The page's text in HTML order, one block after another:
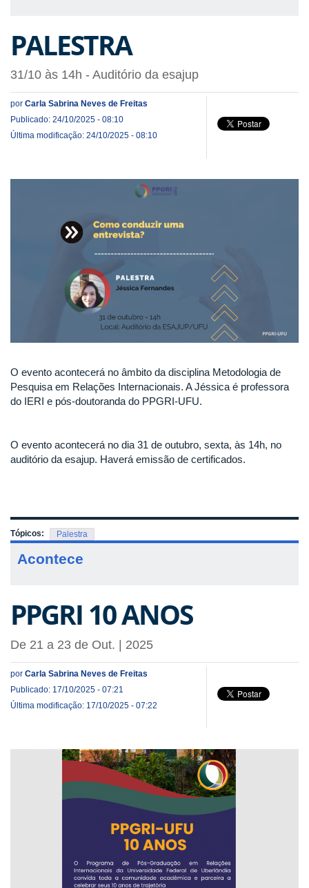
PALESTRA
31/10 às 14h - Auditório da esajup
por Carla Sabrina Neves de Freitas
Publicado: 24/10/2025 - 08:10
Última modificação: 24/10/2025 - 08:10
O evento acontecerá no âmbito da disciplina Metodologia de
Pesquisa em Relações Internacionais. A Jéssica é professora
do IERI e pós-doutoranda do PPGRI-UFU.
O evento acontecerá no dia 31 de outubro, sexta, às 14h, no
auditório da esajup. Haverá emissão de certificados.
Tópicos: Palestra
Acontece
PPGRI 10 ANOS
De 21 a 23 de Out. | 2025
por Carla Sabrina Neves de Freitas
Publicado: 17/10/2025 - 07:21
Última modificação: 17/10/2025 - 07:22